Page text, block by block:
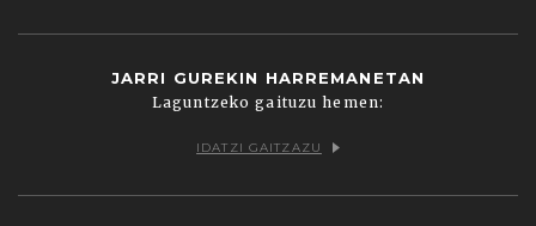
JARRI GUREKIN HARREMANETAN
Laguntzeko gaituzu hemen:
IDATZI GAITZAZU